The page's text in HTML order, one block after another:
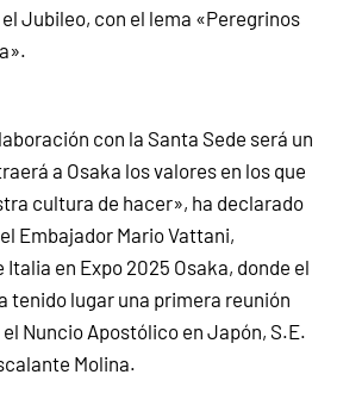
Jubileo, con el lema «Peregrinos
con la Santa Sede será un
a Osaka los valores en los que
cultura de hacer», ha declarado
Embajador Mario Vattani,
Italia en Expo 2025 Osaka, donde el
tenido lugar una primera reunión
Nuncio Apostólico en Japón, S.E.
Molina.